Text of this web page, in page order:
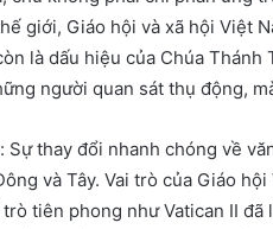
giới, Giáo hội và xã hội Việt
là dấu hiệu của Chúa
người quan sát thụ động,
thay đổi nhanh chóng về
và Tây. Vai trò của Giáo
tiên phong như Vatican II đã